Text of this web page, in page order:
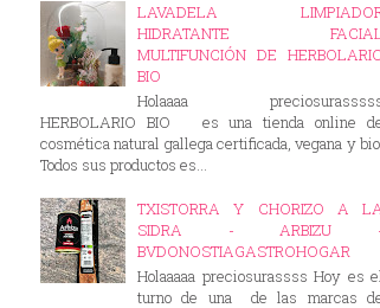
LAVADELA
HIDRATANTE
MULTIFUNCIÓN DE
BIO
Holaaaa
HERBOLARIO BIO es una tienda online
cosmética natural gallega certificada, vegana y
Todos sus productos es...
TXISTORRA Y CHORIZO A
SIDRA - ARBIZU
BVDONOSTIAGASTROHOGAR
Holaaaaa preciosurassss Hoy es
turno de una de las marcas